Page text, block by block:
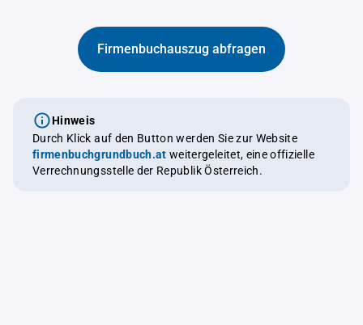
Firmenbuchauszug abfragen
Hinweis
Durch Klick auf den Button werden Sie zur Website
firmenbuchgrundbuch.at weitergeleitet, eine offizielle
Verrechnungsstelle der Republik Österreich.